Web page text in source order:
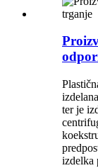
ter je
izdelka